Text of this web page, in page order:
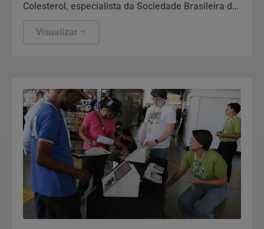
Colesterol, especialista da Sociedade Brasileira de
anos, alimentação equilibrada e atividade física.
Visualizar